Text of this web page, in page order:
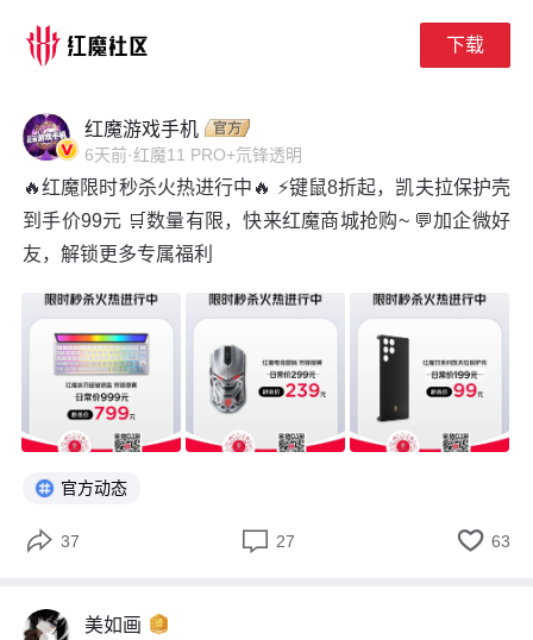
下载
红魔游戏手机
6天前·红魔11 PRO+氘锋透明
🔥红魔限时秒杀火热进行中🔥 ⚡键鼠8折起，凯夫拉保护壳
到手价99元 🛒数量有限，快来红魔商城抢购~ 💬加企微好
友，解锁更多专属福利
官方动态
 37  27  63
美如画